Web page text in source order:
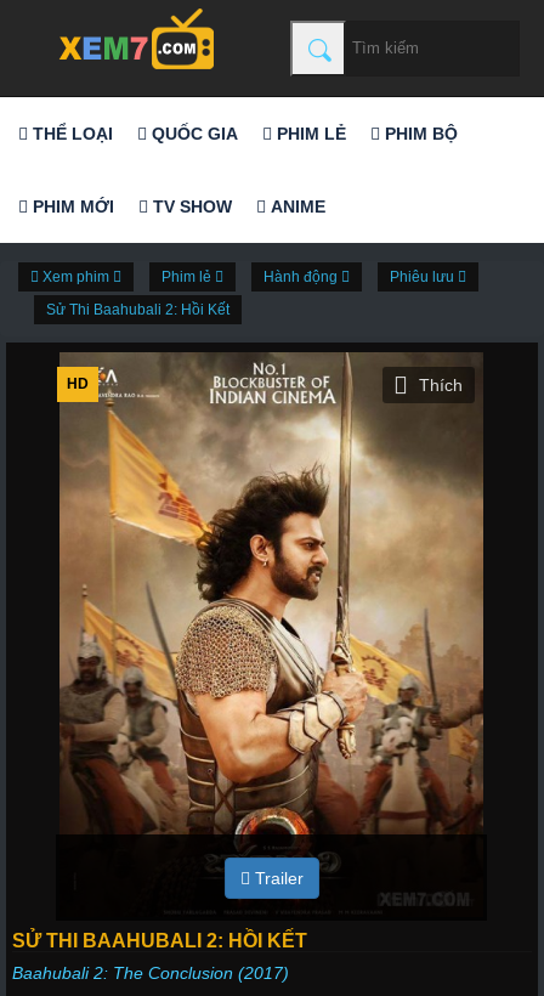
THỂ LOẠI QUỐC GIA PHIM LẺ PHIM BỘ
PHIM MỚI TV SHOW ANIME
Xem phim Phim lẻ Hành động
Phiêu lưu
Sử Thi Baahubali 2: Hồi Kết
HD
Trailer
SỬ THI BAAHUBALI 2: HỒI KẾT
Baahubali 2: The Conclusion (2017)